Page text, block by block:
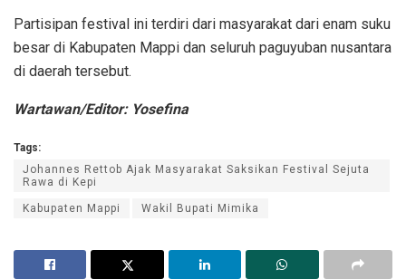
Partisipan festival ini terdiri dari masyarakat dari enam suku
besar di Kabupaten Mappi dan seluruh paguyuban nusantara
di daerah tersebut.
Wartawan/Editor: Yosefina
Tags:
Johannes Rettob Ajak Masyarakat Saksikan Festival Sejuta
Rawa di Kepi
Kabupaten Mappi Wakil Bupati Mimika